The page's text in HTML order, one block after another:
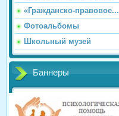
«Гражданско-правовое...
Фотоальбомы
Школьный музей
Баннеры